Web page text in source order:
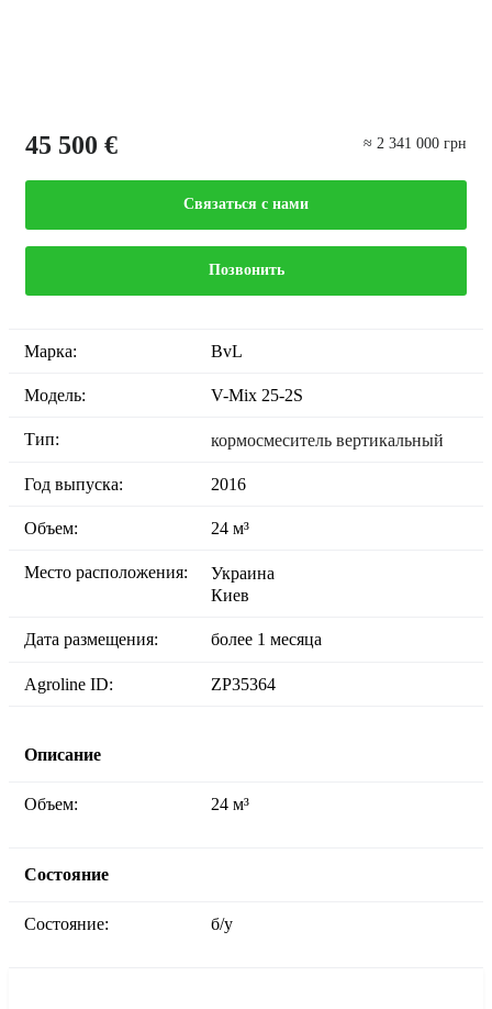
45 500 € ≈ 2 341 000 грн
Связаться с нами
Позвонить
Марка: BvL
Модель: V-Mix 25-2S
Тип: кормосмеситель вертикальный
Год выпуска: 2016
Объем: 24 м³
Место расположения:
Украина
Киев
Дата размещения: более 1 месяца
Agroline ID: ZP35364
Описание
Объем: 24 м³
Состояние
Состояние: б/у